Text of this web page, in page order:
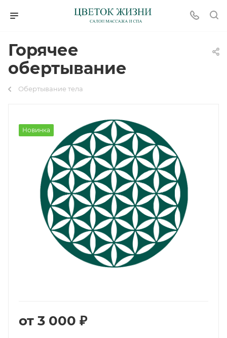
Горячее
обертывание
Обертывание тела
Новинка
от 3 000 ₽